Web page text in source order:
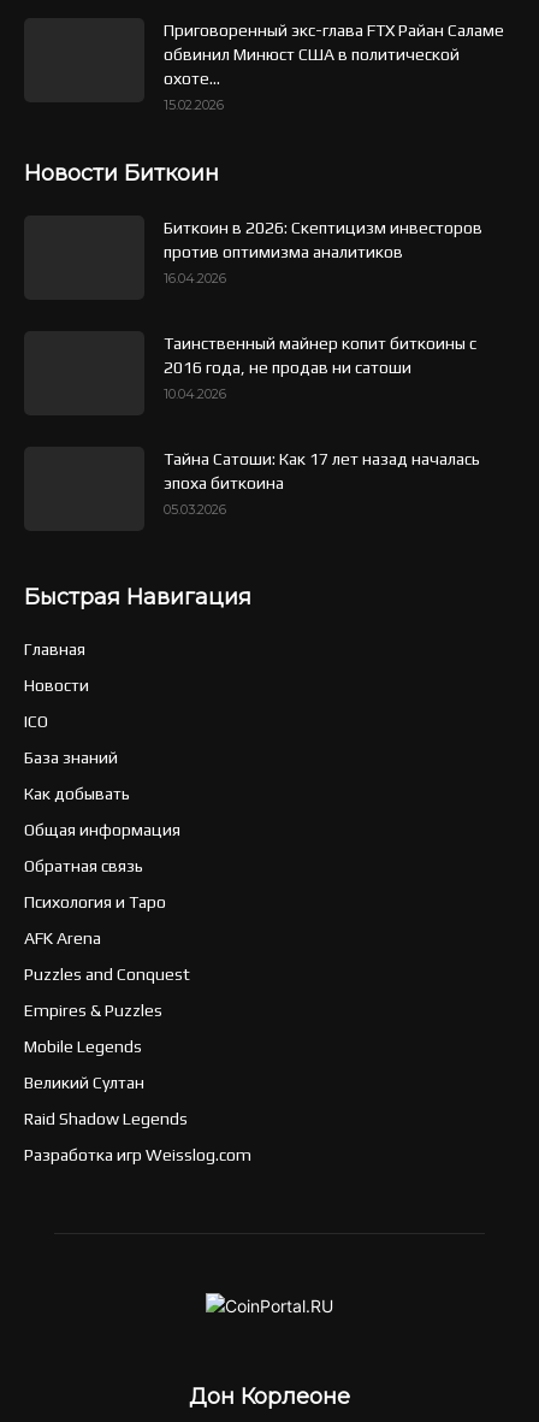
Приговоренный экс-глава FTX Райан Саламе
обвинил Минюст США в политической
охоте...
15.02.2026
Новости Биткоин
Биткоин в 2026: Скептицизм инвесторов
против оптимизма аналитиков
16.04.2026
Таинственный майнер копит биткоины с
2016 года, не продав ни сатоши
10.04.2026
Тайна Сатоши: Как 17 лет назад началась
эпоха биткоина
05.03.2026
Быстрая Навигация
Главная
Новости
ICO
База знаний
Как добывать
Общая информация
Обратная связь
Психология и Таро
AFK Arena
Puzzles and Conquest
Empires & Puzzles
Mobile Legends
Великий Султан
Raid Shadow Legends
Разработка игр Weisslog.com
Дон Корлеоне